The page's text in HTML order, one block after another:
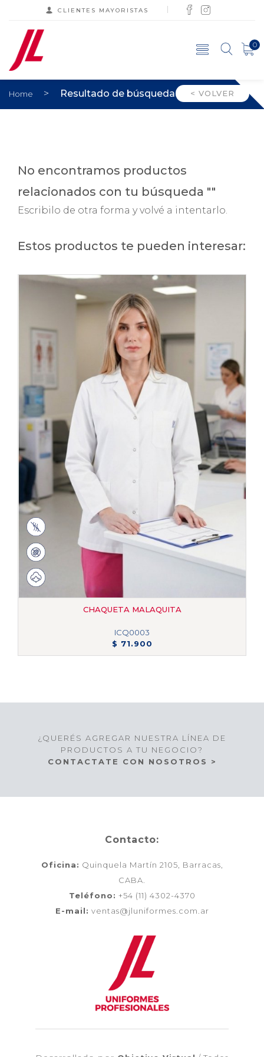
CLIENTES MAYORISTAS
0
Home > Resultado de búsqueda < VOLVER
No encontramos productos
relacionados con tu búsqueda ""
Escribilo de otra forma y volvé a intentarlo.
Estos productos te pueden interesar:
CHAQUETA MALAQUITA
ICQ0003
$ 71.900
¿QUERÉS AGREGAR NUESTRA LÍNEA DE
PRODUCTOS A TU NEGOCIO?
CONTACTATE CON NOSOTROS >
Contacto:
Oficina: Quinquela Martín 2105, Barracas,
CABA.
Teléfono: +54 (11) 4302-4370
E-mail: ventas@jluniformes.com.ar